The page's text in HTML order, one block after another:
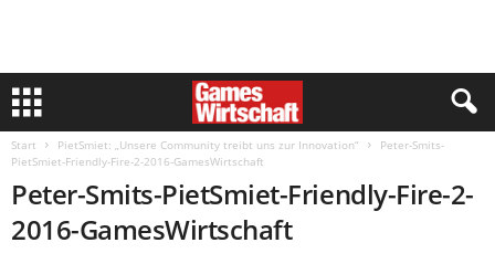
Start PietSmiet: „Unsere Community treibt uns zur Innovation“
Peter-Smits-
PietSmiet-Friendly-Fire-2-2016-GamesWirtschaft
Peter-Smits-PietSmiet-Friendly-Fire-2-
2016-GamesWirtschaft